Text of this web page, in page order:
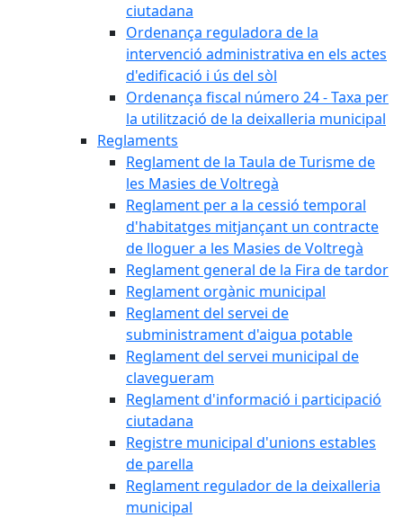
ciutadana
Ordenança reguladora de la
intervenció administrativa en els actes
d'edificació i ús del sòl
Ordenança fiscal número 24 - Taxa per
la utilització de la deixalleria municipal
Reglaments
Reglament de la Taula de Turisme de
les Masies de Voltregà
Reglament per a la cessió temporal
d'habitatges mitjançant un contracte
de lloguer a les Masies de Voltregà
Reglament general de la Fira de tardor
Reglament orgànic municipal
Reglament del servei de
subministrament d'aigua potable
Reglament del servei municipal de
clavegueram
Reglament d'informació i participació
ciutadana
Registre municipal d'unions estables
de parella
Reglament regulador de la deixalleria
municipal